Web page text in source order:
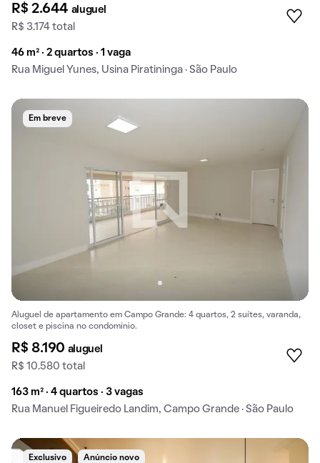
R$ 2.644 aluguel
R$ 3.174 total
46 m² · 2 quartos · 1 vaga
Rua Miguel Yunes, Usina Piratininga · São Paulo
Em breve
Aluguel de apartamento em Campo Grande: 4 quartos, 2 suítes, varanda,
closet e piscina no condomínio.
R$ 8.190 aluguel
R$ 10.580 total
163 m² · 4 quartos · 3 vagas
Rua Manuel Figueiredo Landim, Campo Grande · São Paulo
Exclusivo Anúncio novo